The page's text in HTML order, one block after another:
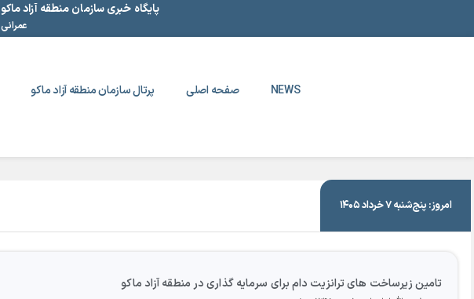
پایگاه خبری سازمان منطقه آزاد ماکو
عمرانی
NEWS صفحه اصلی پرتال سازمان منطقه آزاد ماکو
۱ مهر ۱۳۹۸امروز: پنج‌شنبه ۷ خرداد ۱۴۰۵
تامین زیرساخت های ترانزیت دام برای سرمایه گذاری در منطقه آزاد ماکو